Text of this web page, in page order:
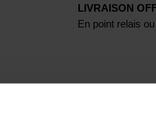
LIVRAISON
En point relais
sur votre moto